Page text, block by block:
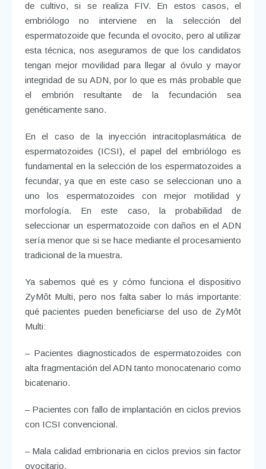
de cultivo, si se realiza FIV. En estos casos, el
embriólogo no interviene en la selección del
espermatozoide que fecunda el ovocito, pero al utilizar
esta técnica, nos aseguramos de que los candidatos
tengan mejor movilidad para llegar al óvulo y mayor
integridad de su ADN, por lo que es más probable que
el embrión resultante de la fecundación sea
genéticamente sano.
En el caso de la inyección intracitoplasmática de
espermatozoides (ICSI), el papel del embriólogo es
fundamental en la selección de los espermatozoides a
fecundar, ya que en este caso se seleccionan uno a
uno los espermatozoides con mejor motilidad y
morfología. En este caso, la probabilidad de
seleccionar un espermatozoide con daños en el ADN
sería menor que si se hace mediante el procesamiento
tradicional de la muestra.
Ya sabemos qué es y cómo funciona el dispositivo
ZyMôt Multi, pero nos falta saber lo más importante:
qué pacientes pueden beneficiarse del uso de ZyMôt
Multi:
– Pacientes diagnosticados de espermatozoides con
alta fragmentación del ADN tanto monocatenario como
bicatenario.
– Pacientes con fallo de implantación en ciclos previos
con ICSI convencional.
– Mala calidad embrionaria en ciclos previos sin factor
ovocitario.